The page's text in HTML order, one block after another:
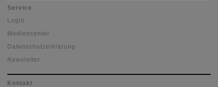
Service
Login
Mediencenter
Datenschutzerklärung
Newsletter
Kontakt